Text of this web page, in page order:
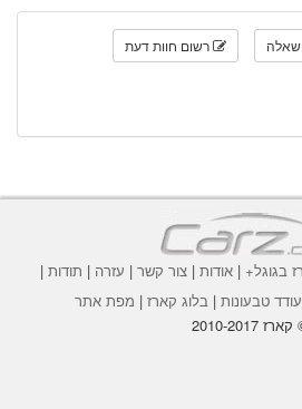
שאלה רשום חוות דעת
בגוגל+|אודות |צור קשר | עזרה | תודות |
| בלוג קארז | מפת אתר
2010-2017